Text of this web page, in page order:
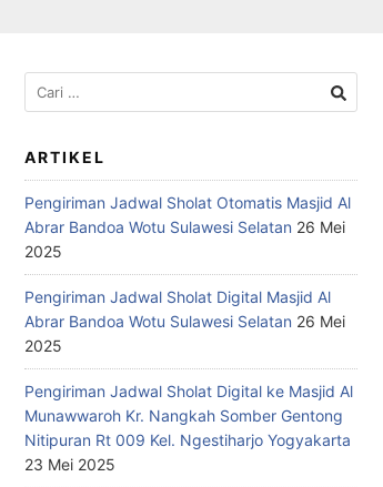
ARTIKEL
Pengiriman Jadwal Sholat Otomatis Masjid Al
Abrar Bandoa Wotu Sulawesi Selatan 26 Mei
2025
Pengiriman Jadwal Sholat Digital Masjid Al
Abrar Bandoa Wotu Sulawesi Selatan 26 Mei
2025
Pengiriman Jadwal Sholat Digital ke Masjid Al
Munawwaroh Kr. Nangkah Somber Gentong
Nitipuran Rt 009 Kel. Ngestiharjo Yogyakarta
23 Mei 2025